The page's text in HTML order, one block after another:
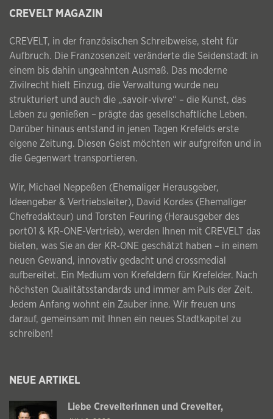
CREVELT MAGAZIN
CREVELT, in der französischen Schreibweise, steht für
Aufbruch. Die Franzosenzeit veränderte die Seidenstadt in
einem bis dahin ungeahnten Ausmaß. Das moderne
Zivilrecht hielt Einzug, die Verwaltung wurde neu
strukturiert und auch die „savoir-vivre“ – die Kunst, das
Leben zu genießen – prägte das gesellschaftliche Leben.
Darüber hinaus entstand in jenen Tagen Krefelds erste
eigene Zeitung. Diesen Geist möchten wir aufgreifen und in
die Gegenwart transportieren.
Wir, Michael Neppeßen (Ehemaliger Herausgeber,
Ideengeber & Vertriebsleiter), David Kordes (Ehemaliger
Chefredakteur) und Torsten Feuring (Herausgeber des
port01 & KR-ONE-Vertrieb), werden Ihnen mit CREVELT das
bieten, was Sie an der KR-ONE geschätzt haben – in einem
neuen Gewand, innovativ gedacht und crossmedial
aufbereitet. Ein Medium von Krefeldern für Krefelder. Nach
höchsten Qualitätsstandards und immer am Puls der Zeit.
Jedem Anfang wohnt ein Zauber inne. Wir freuen uns
darauf, gemeinsam mit Ihnen ein neues Stadtkapitel zu
schreiben!
NEUE ARTIKEL
Liebe Crevelterinnen und Crevelter,